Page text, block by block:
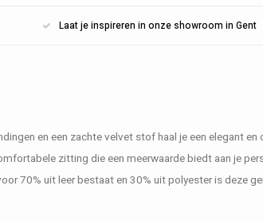
Laat je inspireren in onze showroom in Gent
en een zachte velvet stof haal je een elegant en
zitting die een meerwaarde biedt aan je
70% uit leer bestaat en 30% uit polyester is deze